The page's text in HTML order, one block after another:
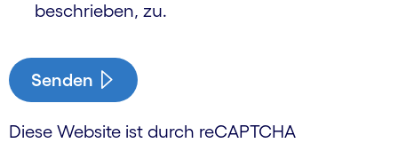
beschrieben, zu.
Senden
Diese Website ist durch reCAPTCHA